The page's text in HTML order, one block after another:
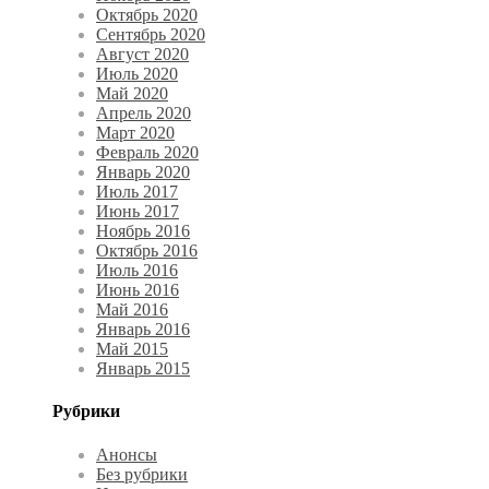
Октябрь 2020
Сентябрь 2020
Август 2020
Июль 2020
Май 2020
Апрель 2020
Март 2020
Февраль 2020
Январь 2020
Июль 2017
Июнь 2017
Ноябрь 2016
Октябрь 2016
Июль 2016
Июнь 2016
Май 2016
Январь 2016
Май 2015
Январь 2015
Рубрики
Анонсы
Без рубрики